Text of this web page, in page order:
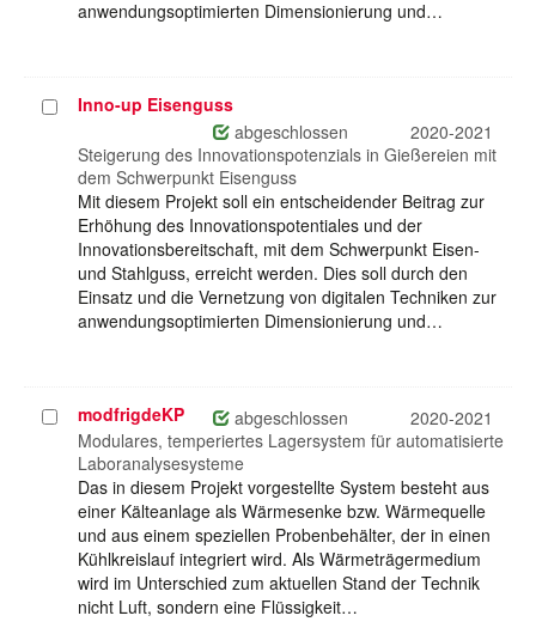
anwendungsoptimierten Dimensionierung und…
ProjektInno-up Eisenguss
abgeschlossen
2020-2021
Steigerung des Innovationspotenzials in Gießereien mit
dem Schwerpunkt Eisenguss
Mit diesem Projekt soll ein entscheidender Beitrag zur
Erhöhung des Innovationspotentiales und der
Innovationsbereitschaft, mit dem Schwerpunkt Eisen-
und Stahlguss, erreicht werden. Dies soll durch den
Einsatz und die Vernetzung von digitalen Techniken zur
anwendungsoptimierten Dimensionierung und…
Projekt
auswählen
modfrigdeKP abgeschlossen
2020-2021
Modulares, temperiertes Lagersystem für automatisierte
Laboranalysesysteme
Das in diesem Projekt vorgestellte System besteht aus
einer Kälteanlage als Wärmesenke bzw. Wärmequelle
und aus einem speziellen Probenbehälter, der in einen
Kühlkreislauf integriert wird. Als Wärmeträgermedium
wird im Unterschied zum aktuellen Stand der Technik
nicht Luft, sondern eine Flüssigkeit…